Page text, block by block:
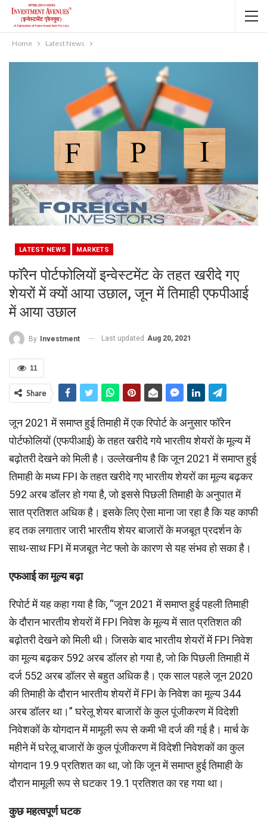
Home Latest News
LATEST NEWS MARKETS
फॉरेन पोर्टफोलियों इन्‍वेस्‍टमेंट के तहत खरीदे गए
शेयरों में क्‍यों आया उछाल, जून में तिमाही एफपीआई
में आया उछाल
By Investment Last updated Aug 20, 2021
11
Share
जून 2021 में समाप्‍त हुई तिमाही में एक रिपोर्ट के अनुसार फॉरेन
पोर्टफोलियों (एफपीआई) के तहत खरीदे गये भारतीय शेयरों के मूल्य में
बढ़ोतरी देखने को मिली है। उल्‍लेखनीय है कि जून 2021 में समाप्त हुई
तिमाही के मध्‍य FPI के तहत खरीदे गए भारतीय शेयरों का मूल्य बढ़कर
592 अरब डॉलर हो गया है, जो इससे पिछली तिमाही के अनुपात में
सात प्रतिशत अधिक है। इस‍के लिए ऐसा माना जा रहा है कि यह काफी
हद तक लगातार जारी भारतीय शेयर बाजारों के मजबूत प्रदर्शन के
साथ-साथ FPI में मजबूत नेट फ्लो के कारण से यह संभव हो सका है।
एफआई का मूल्‍य बढ़ा
रिपोर्ट में यह कहा गया है कि, “जून 2021 में समाप्त हुई पहली तिमाही
के दौरान भारतीय शेयरों में FPI निवेश के मूल्य में सात प्रतिशत की
बढ़ोतरी देखने को मिली थी। जिसके बाद भारतीय शेयरों में FPI निवेश
का मूल्य बढ़कर 592 अरब डॉलर हो गया है, जो कि पिछली तिमाही में
दर्ज 552 अरब डॉलर से बहुत अधिक है। एक साल पहले जून 2020
की तिमाही के दौरान भारतीय शेयरों में FPI के निवेश का मूल्य 344
अरब डॉलर था।” घरेलू शेयर बाजारों के कुल पूंजीकरण में विदेशी
निवेशकों के योगदान में मामूली रूप से कमी भी दर्ज की गई है। मार्च के
महीने में घरेलू बाजारों के कुल पूंजीकरण में विदेशी निवेशकों का कुल
योगदान 19.9 प्रतिशत का था, जो कि जून में समाप्त हुई तिमाही के
दौरान मामूली रूप से घटकर 19.1 प्रतिशत का रह गया था।
कुछ महत्‍वपूर्ण घटक